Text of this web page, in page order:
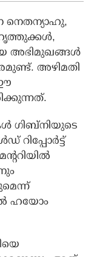
നെതന്യാഹു,
അഭിമുഖങ്ങള്‍
അഴിമതി
ഈ
ഗിബ്നിയുടെ
റിപ്പോര്‍ട്ട്
ഹയോം